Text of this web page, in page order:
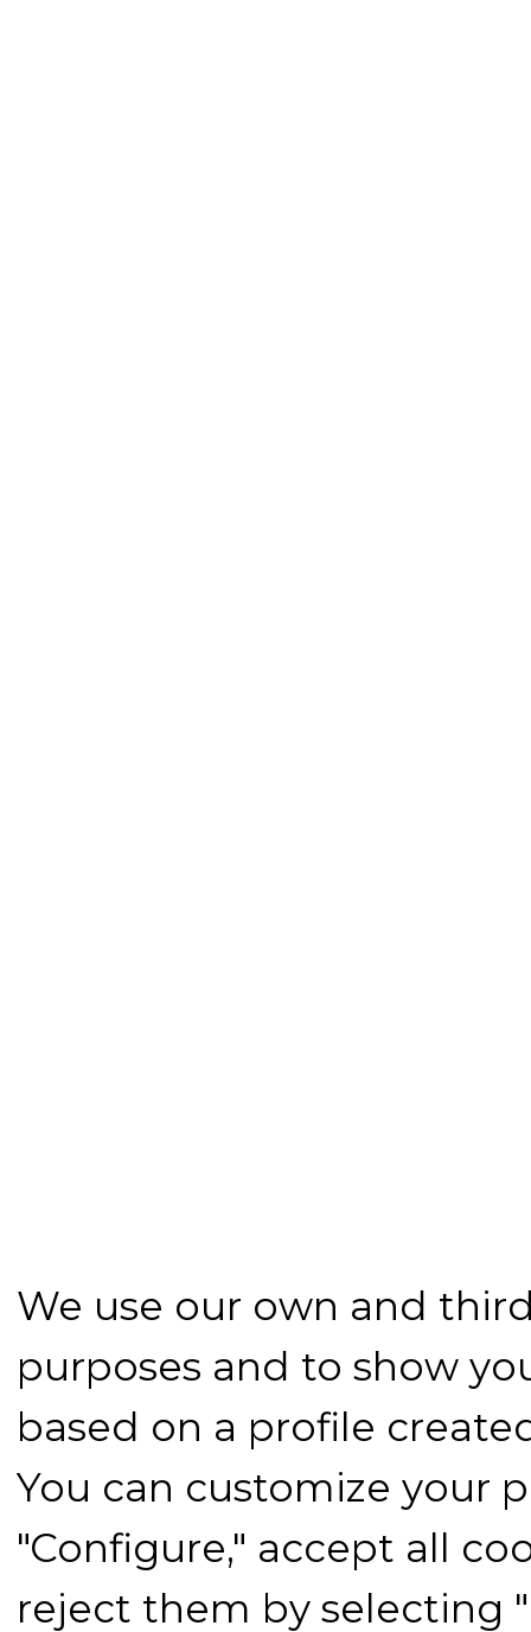
We use our own and
purposes and to show
based on a profile
You can customize your
"Configure," accept all
reject them by selecting